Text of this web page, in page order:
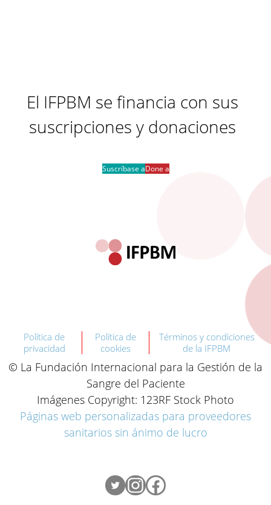
El IFPBM se financia con sus
suscripciones y donaciones
Suscríbase aDone a
Política de
privacidad
Política de
cookies
Términos y condiciones
de la IFPBM
© La Fundación Internacional para la Gestión de la
Sangre del Paciente
Imágenes Copyright: 123RF Stock Photo
Páginas web personalizadas para proveedores
sanitarios sin ánimo de lucro
Twitter
Instagram
Facebook